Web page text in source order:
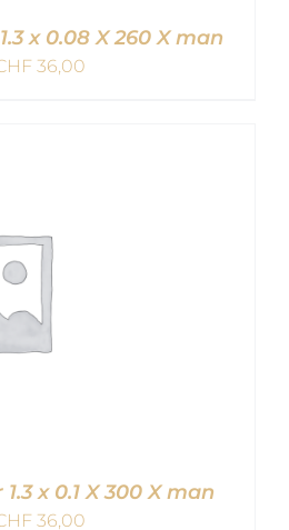
x 0.08 X 260 X man
36,00
x 0.1 X 300 X man
36,00